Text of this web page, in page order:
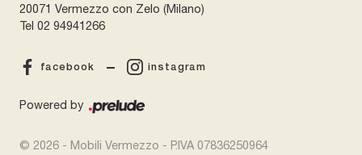
20071 Vermezzo con Zelo (Milano)
Tel 02 94941266
facebook instagram
Powered by
© 2026 - Mobili Vermezzo - P.IVA 07836250964